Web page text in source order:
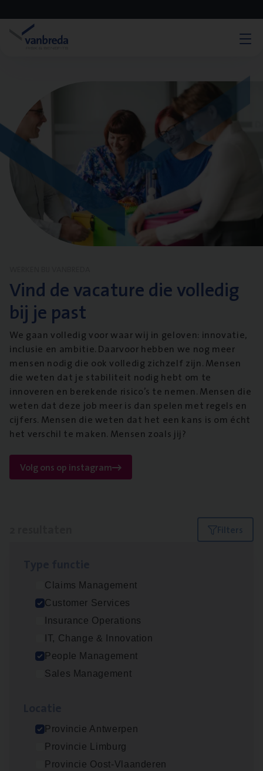
Vind de vacature die volledig
bij je past
We gaan volledig voor waar wij in geloven: innovatie,
inclusie en ambitie. Daarvoor hebben we nog meer
mensen nodig die ook volledig zichzelf zijn. Mensen
die weten dat je stabiliteit nodig hebt om te
innoveren en berekende risico’s te nemen. Mensen die
weten dat deze job meer is dan spelen met regels en
cijfers. Mensen die weten dat het een kans is om écht
het verschil te maken. Mensen zoals jij?
Volg ons op instagram
Filters
Claims Management
Customer Services
Insurance Operations
IT, Change & Innovation
People Management
Sales Management
Provincie Antwerpen
Provincie Limburg
Provincie Oost-Vlaanderen
Cus­to­mer Care Expert
Hospitalisatieverzekeringen
Customer Services
Antwerpen
Antwerpen